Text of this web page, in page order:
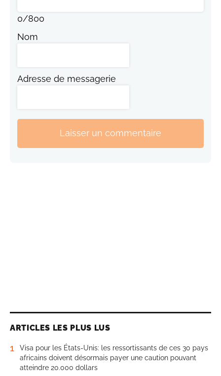
0/800
Nom
Adresse de messagerie
Laisser un commentaire
ARTICLES LES PLUS LUS
1
Visa pour les États-Unis: les ressortissants de ces 30 pays
africains doivent désormais payer une caution pouvant
atteindre 20.000 dollars